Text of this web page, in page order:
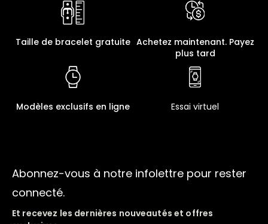
Taille de bracelet gratuite Achetez maintenant. Payez
plus tard
Modèles exclusifs en ligne Essai virtuel
Abonnez-vous à notre infolettre pour rester
connecté.
Et recevez les dernières nouveautés et offres